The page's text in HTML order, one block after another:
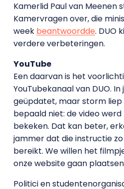
Kamerlid Paul van Meenen
Kamervragen over, die
week beantwoordde. DUO
verdere verbeteringen.
YouTube
Een daarvan is het
YouTubekanaal van DUO.
geüpdatet, maar storm liep
bepaald niet: de video
bekeken. Dat kan beter,
jammer dat die instructie
bereikt. We willen het
onze website gaan
Politici en